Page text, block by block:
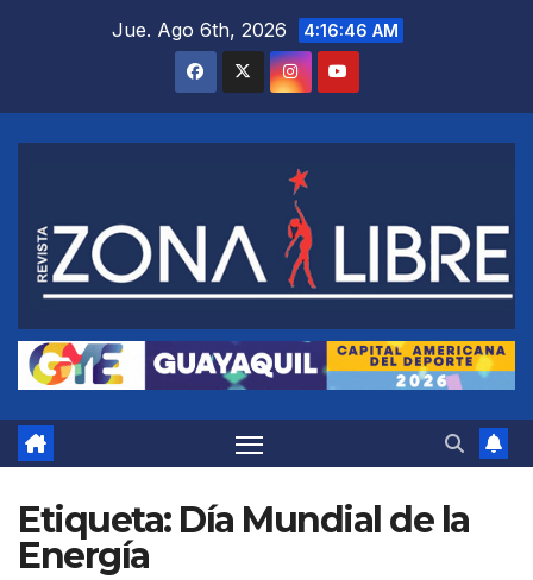
Jue. Ago 6th, 2026 4:16:47 AM
Etiqueta: Día Mundial de la
Energía